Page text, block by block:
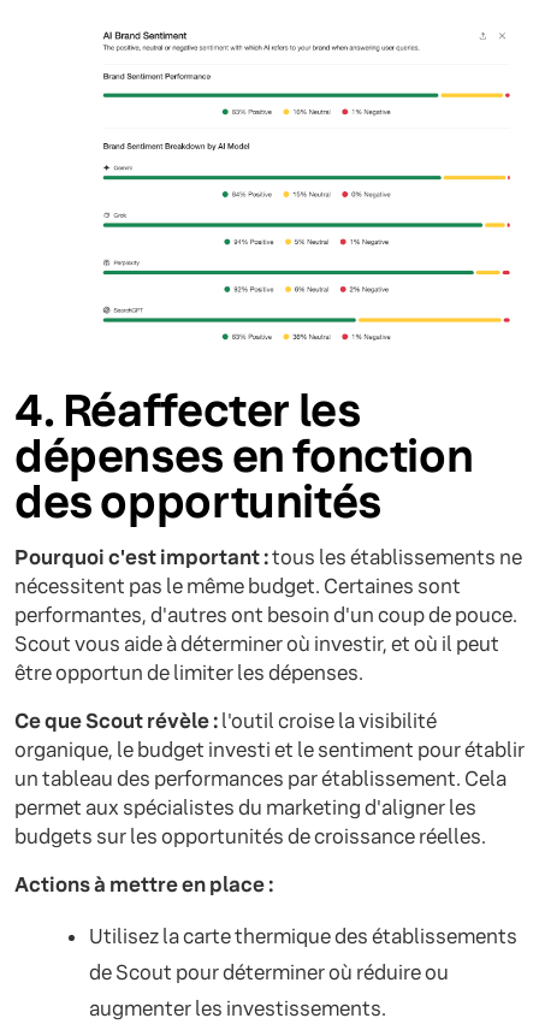
4. Réaffecter les
dépenses en fonction
des opportunités
Pourquoi c'est important :tous les établissements ne
nécessitent pas le même budget. Certaines sont
performantes, d'autres ont besoin d'un coup de pouce.
Scout vous aide à déterminer où investir, et où il peut
être opportun de limiter les dépenses.
Ce que Scout révèle :l'outil croise la visibilité
organique, le budget investi et le sentiment pour établir
un tableau des performances par établissement. Cela
permet aux spécialistes du marketing d'aligner les
budgets sur les opportunités de croissance réelles.
Actions à mettre en place :
Utilisez la carte thermique des établissements
de Scout pour déterminer où réduire ou
augmenter les investissements.